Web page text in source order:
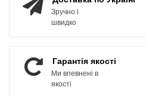
Зручно і
швидко
Гарантія якості
Ми впевнені в
якості